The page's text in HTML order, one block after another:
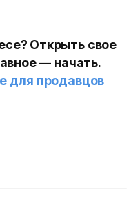
Открыть свое
— начать.
для продавцов